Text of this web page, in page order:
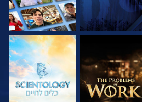
בדוק את הסדרה בדוק את הסדרה